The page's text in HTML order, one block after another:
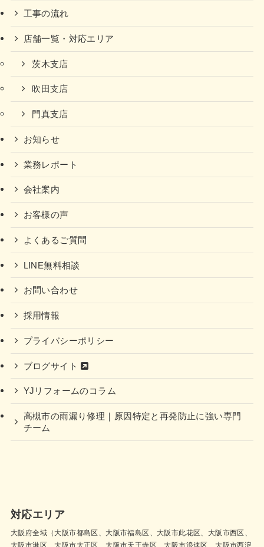
工事の流れ
店舗一覧・対応エリア
茨木支店
吹田支店
門真支店
お知らせ
業務レポート
会社案内
お客様の声
よくあるご質問
LINE無料相談
お問い合わせ
採用情報
プライバシーポリシー
ブログサイト
YJリフォームのコラム
高槻市の雨漏り修理｜原因特定と再発防止に強い専門
チーム
対応エリア
大阪府全域（大阪市都島区、大阪市福島区、大阪市此花区、大阪市西区、
大阪市港区、大阪市大正区、大阪市天王寺区、大阪市浪速区、大阪市西淀